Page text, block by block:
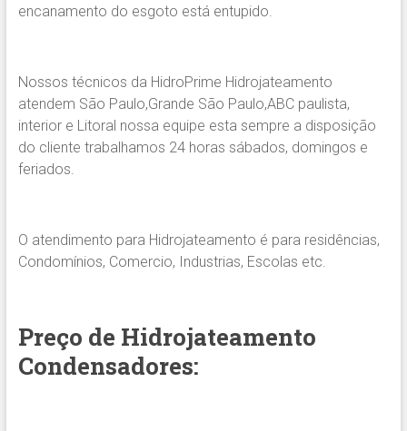
encanamento do esgoto está entupido.
Nossos técnicos da HidroPrime Hidrojateamento
atendem São Paulo,Grande São Paulo,ABC paulista,
interior e Litoral nossa equipe esta sempre a disposição
do cliente trabalhamos 24 horas sábados, domingos e
feriados.
O atendimento para Hidrojateamento é para residências,
Condomínios, Comercio, Industrias, Escolas etc.
Preço de Hidrojateamento
Condensadores: